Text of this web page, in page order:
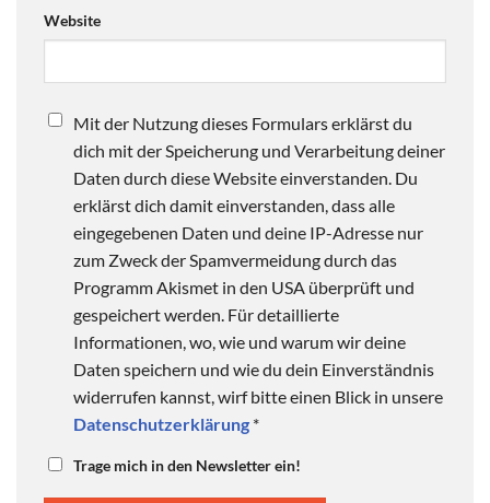
Website
Mit der Nutzung dieses Formulars erklärst du
dich mit der Speicherung und Verarbeitung deiner
Daten durch diese Website einverstanden. Du
erklärst dich damit einverstanden, dass alle
eingegebenen Daten und deine IP-Adresse nur
zum Zweck der Spamvermeidung durch das
Programm Akismet in den USA überprüft und
gespeichert werden. Für detaillierte
Informationen, wo, wie und warum wir deine
Daten speichern und wie du dein Einverständnis
widerrufen kannst, wirf bitte einen Blick in unsere
Datenschutzerklärung *
Trage mich in den Newsletter ein!